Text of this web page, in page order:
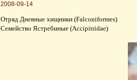
2008-09-14
Отряд Дневные хищники (Falconiformes)
Семейство Ястребиные (Accipitridae)